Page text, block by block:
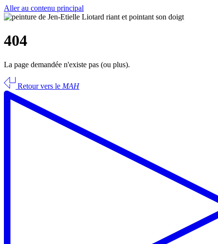
Aller au contenu principal
404
La page demandée n'existe pas (ou plus).
Retour vers le MAH